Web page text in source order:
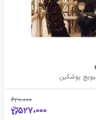
پوشکین
620،000
527،000